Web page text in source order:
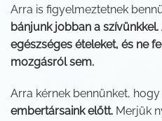
Arra is figyelmeztetnek
bánjunk jobban a
egészséges ételeket, és ne
mozgásról sem.
Arra kérnek bennünket, hogy
embertársaink előtt. Merjük